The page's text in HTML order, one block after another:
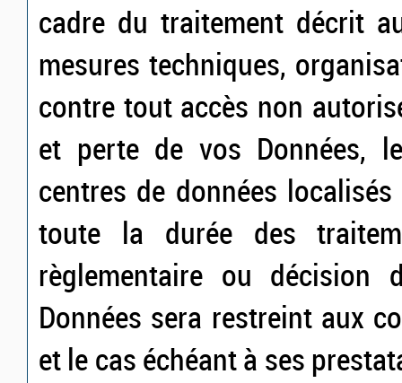
cadre du traitement décrit
mesures techniques,
contre tout accès non
et perte de vos Données,
centres de données
toute la durée des
règlementaire ou décision
Données sera restreint aux
et le cas échéant à ses